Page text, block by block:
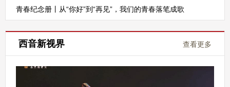
青春纪念册丨从“你好”到“再见”，我们的青春落笔成歌
西音新视界 查看更多